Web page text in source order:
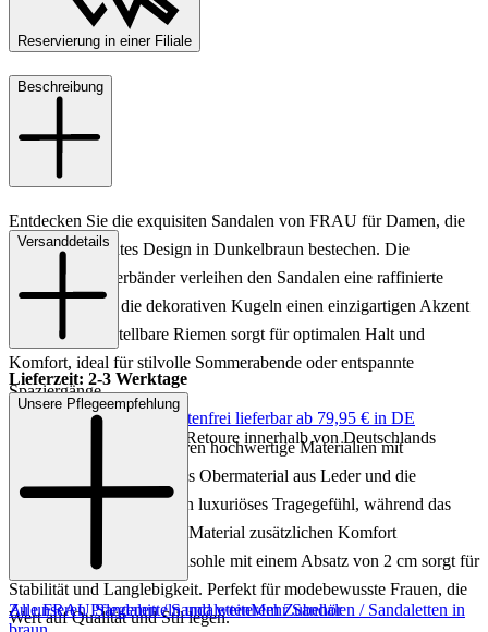
Reservierung in einer Filiale
Beschreibung
Entdecken Sie die exquisiten Sandalen von FRAU für Damen, die
durch ihr elegantes Design in Dunkelbraun bestechen. Die
gekreuzten Lederbänder verleihen den Sandalen eine raffinierte
Optik, während die dekorativen Kugeln einen einzigartigen Akzent
setzen. Der verstellbare Riemen sorgt für optimalen Halt und
Komfort, ideal für stilvolle Sommerabende oder entspannte
Spaziergänge.
Diese Sandalen kombinieren hochwertige Materialien mit
durchdachtem Design. Das Obermaterial aus Leder und die
Lederinnensohle bieten ein luxuriöses Tragegefühl, während das
Innenfutter aus sonstigem Material zusätzlichen Komfort
gewährleistet. Die Gummisohle mit einem Absatz von 2 cm sorgt für
Stabilität und Langlebigkeit. Perfekt für modebewusste Frauen, die
Wert auf Qualität und Stil legen.
Versanddetails
Lieferzeit: 2-3 Werktage
Keine Versandkosten:
kostenfrei lieferbar ab 79,95 € in DE
Einfache und Kostenlose Retoure innerhalb von Deutschlands
Unsere Pflegeempfehlung
Zu unseren Pflegemitteln und weiterem Zubehör
Alle FRAU Sandalen / SandalettenMehr Sandalen / Sandaletten in